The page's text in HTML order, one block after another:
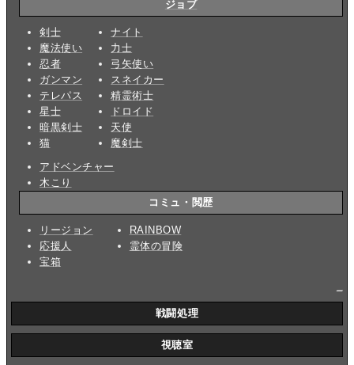
ジョブ
剣士
魔法使い
忍者
ガンマン
テレパス
星士
暗黒剣士
猫
ナイト
力士
弓矢使い
スネイカー
精霊術士
ドロイド
天使
魔剣士
アドベンチャー
木こり
コミュ・閲歴
リージョン
応援人
宝箱
RAINBOW
霊体の冒険
戦闘処理
視聴室